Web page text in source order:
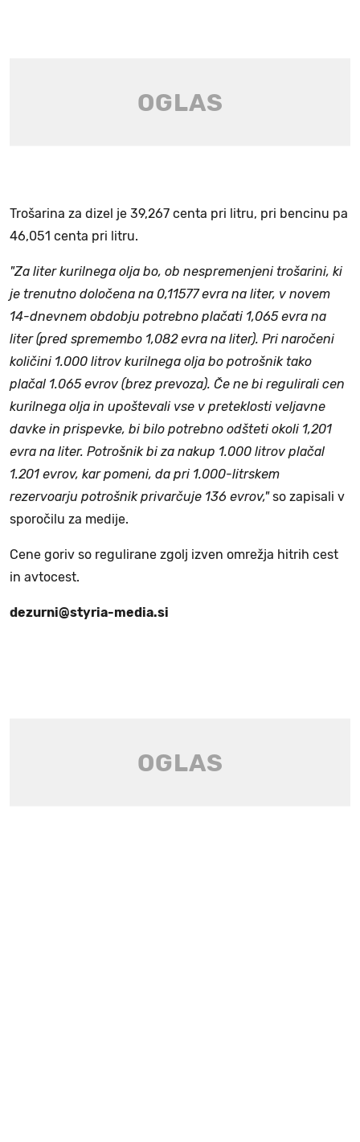
Trošarina za dizel je 39,267 centa pri litru, pri bencinu pa
46,051 centa pri litru.
"Za liter kurilnega olja bo, ob nespremenjeni trošarini, ki
je trenutno določena na 0,11577 evra na liter, v novem
14-dnevnem obdobju potrebno plačati 1,065 evra na
liter (pred spremembo 1,082 evra na liter). Pri naročeni
količini 1.000 litrov kurilnega olja bo potrošnik tako
plačal 1.065 evrov (brez prevoza). Če ne bi regulirali cen
kurilnega olja in upoštevali vse v preteklosti veljavne
davke in prispevke, bi bilo potrebno odšteti okoli 1,201
evra na liter. Potrošnik bi za nakup 1.000 litrov plačal
1.201 evrov, kar pomeni, da pri 1.000-litrskem
rezervoarju potrošnik privarčuje 136 evrov,"so zapisali v
sporočilu za medije.
Cene goriv so regulirane zgolj izven omrežja hitrih cest
in avtocest.
dezurni@styria-media.si